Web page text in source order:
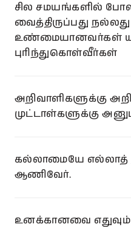
சில சமயங்களில்
வைத்திருப்பது
உண்மையானவர்கள்
புரிந்துகொள்வீர்கள்
அறிவாளிகளுக்கு
முட்டாள்களுக்கு
கல்லாமையே எல்லாத்
ஆணிவேர்.
உனக்கானவை